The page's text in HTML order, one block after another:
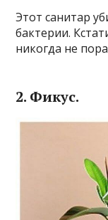
Этот санитар
бактерии.
никогда не
2. Фикус.